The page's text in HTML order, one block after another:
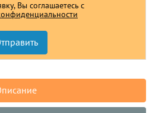
Вы соглашаетесь с